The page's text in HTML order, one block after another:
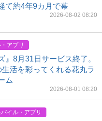
て約4年9カ月で幕
2026-08-02 08:20
アプリ
』8月31日サービス終了。
活を彩ってくれる花丸ラ
ム
2026-08-01 08:20
バイル・アプリ